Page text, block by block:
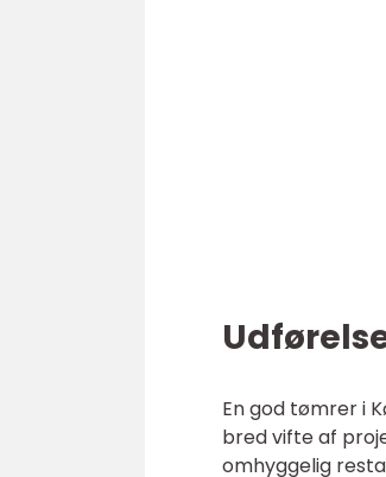
En god tømrer i
bred vifte af
omhyggelig